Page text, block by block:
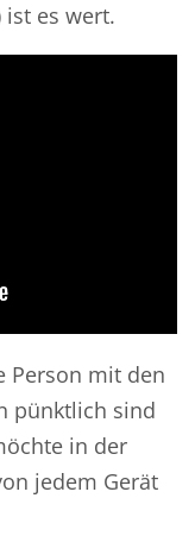
ist es wert.
Person mit den
pünktlich sind
in der
jedem Gerät